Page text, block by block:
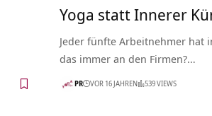
Yoga statt Innerer
Jeder fünfte Arbeitnehmer hat
das immer an den Firmen?…
PR VOR 16 JAHREN 539 VIEWS